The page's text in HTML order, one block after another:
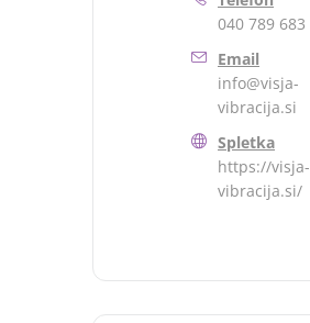
040 789 683
Email
info@visja-
vibracija.si
Spletka
https://visja-
vibracija.si/